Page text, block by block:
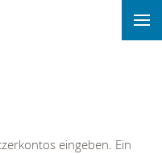
eingeben. Ein